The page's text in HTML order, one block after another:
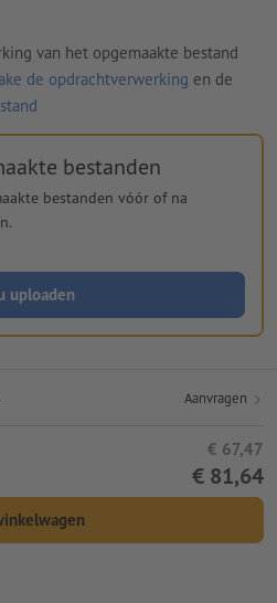
van het opgemaakte bestand
de opdrachtverwerking en de
bestanden
bestanden vóór of na
uploaden
Aanvragen
€ 67,47
€ 81,64